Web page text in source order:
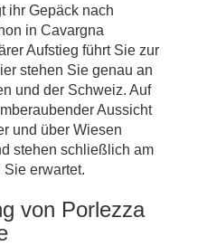
ihr Gepäck nach
in Cavargna
Aufstieg führt Sie zur
stehen Sie genau an
und der Schweiz. Auf
Aussicht
und über Wiesen
stehen schließlich am
Sie erwartet.
von Porlezza